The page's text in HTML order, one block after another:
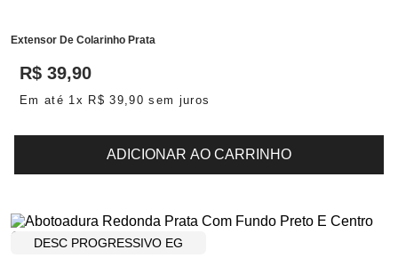
Extensor De Colarinho Prata
R$ 39,90
Em até 1x R$ 39,90 sem juros
ADICIONAR AO CARRINHO
DESC PROGRESSIVO EG